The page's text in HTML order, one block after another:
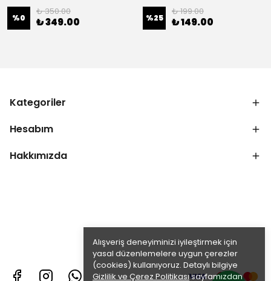
Alışveriş deneyiminizi iyileştirmek için
yasal düzenlemelere uygun çerezler
(cookies) kullanıyoruz. Detaylı bilgiye
Gizlilik ve Çerez Politikasısayfamızdan
%0
₺ 350.00
₺ 349.00 %25
₺ 199.00
₺ 149.00
Kategoriler
Hesabım
Hakkımızda